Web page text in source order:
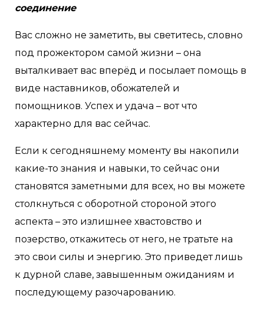
соединение
Вас сложно не заметить, вы светитесь, словно
под прожектором самой жизни – она
выталкивает вас вперёд и посылает помощь в
виде наставников, обожателей и
помощников. Успех и удача – вот что
характерно для вас сейчас.
Если к сегодняшнему моменту вы накопили
какие-то знания и навыки, то сейчас они
становятся заметными для всех, но вы можете
столкнуться с оборотной стороной этого
аспекта – это излишнее хвастовство и
позерство, откажитесь от него, не тратьте на
это свои силы и энергию. Это приведет лишь
к дурной славе, завышенным ожиданиям и
последующему разочарованию.